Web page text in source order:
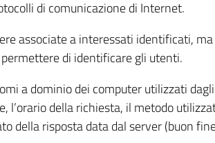
di comunicazione di Internet.
associate a interessati identificati,
di identificare gli utenti.
a dominio dei computer utilizzati
l’orario della richiesta, il metodo
della risposta data dal server (buon